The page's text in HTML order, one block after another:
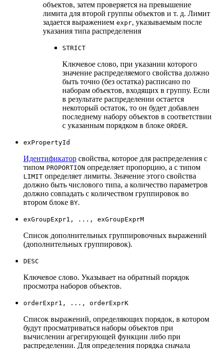
объектов, затем проверяется на превышение
лимита для второй группы объектов и т. д. Лимит
задается выражением expr, указываемым после
указания типа распределения
STRICT
Ключевое слово, при указании которого
значение распределяемого свойства должно
быть точно (без остатка) расписано по
наборам объектов, входящих в группу. Если
в результате распределении остается
некоторый остаток, то он будет добавлен
последнему набору объектов в соответствии
с указанным порядком в блоке ORDER.
exPropertyId
Идентификатор свойства, которое для распределения с
типом PROPORTION определяет пропорцию, а с типом
LIMIT определяет лимиты. Значение этого свойства
должно быть числового типа, а количество параметров
должно совпадать с количеством группировок во
втором блоке BY.
exGroupExpr1, ..., exGroupExprM
Список дополнительных группировочных выражений
(дополнительных группировок).
DESC
Ключевое слово. Указывает на обратный порядок
просмотра наборов объектов.
orderExpr1, ..., orderExprK
Список выражений, определяющих порядок, в котором
будут просматриваться наборы объектов при
вычислении агрегирующей функции либо при
распределении. Для определения порядка сначала